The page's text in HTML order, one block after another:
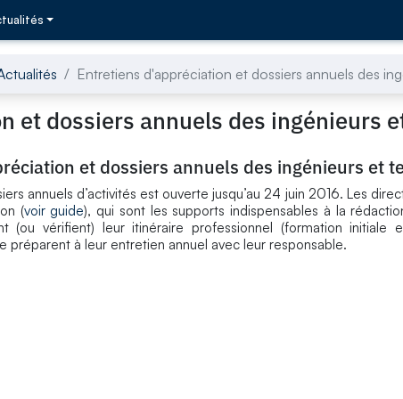
Entretiens d'appréciation et dossiers annuels des
et dossiers annuels des ingénieurs
et dossiers annuels des ingénieurs et
annuels d’activités est ouverte jusqu’au 24 juin 2016. Les
(voir guide), qui sont les supports indispensables à la
(ou vérifient) leur itinéraire professionnel (formation initiale
préparent à leur entretien annuel avec leur responsable.